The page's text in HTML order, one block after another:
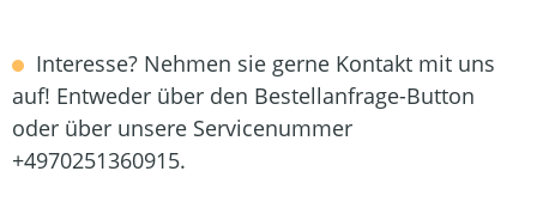
Interesse? Nehmen sie gerne Kontakt mit uns
auf! Entweder über den Bestellanfrage-Button
oder über unsere Servicenummer
+4970251360915.